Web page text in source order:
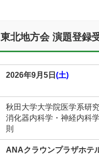
北地方会 演題登録
2026年9月5日(土)
秋田大学大学院医学系研
消化器内科学・神経内
則
ANAクラウンプラザホテ